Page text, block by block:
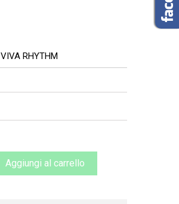
VIVA RHYTHM
Aggiungi al carrello